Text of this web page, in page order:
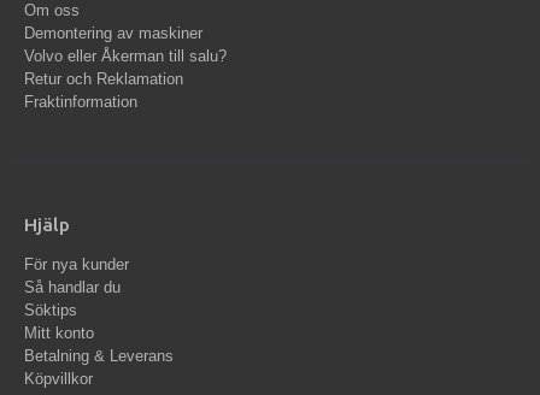
Om oss
Demontering av maskiner
Volvo eller Åkerman till salu?
Retur och Reklamation
Fraktinformation
Hjälp
För nya kunder
Så handlar du
Söktips
Mitt konto
Betalning & Leverans
Köpvillkor